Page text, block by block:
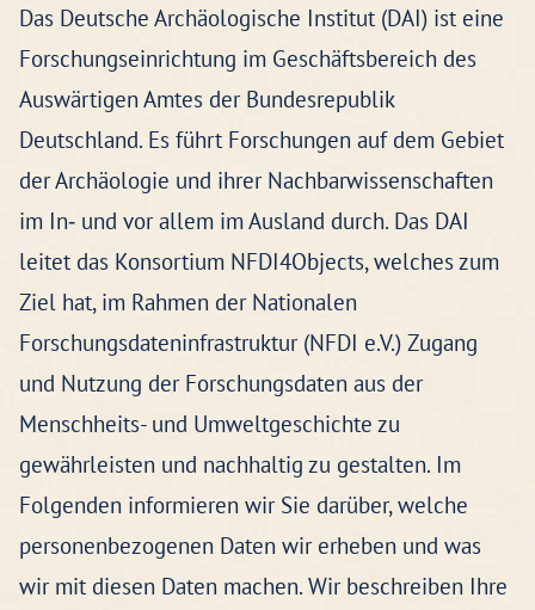
Das Deutsche Archäologische Institut (DAI) ist eine
Forschungseinrichtung im Geschäftsbereich des
Auswärtigen Amtes der Bundesrepublik
Deutschland. Es führt Forschungen auf dem Gebiet
der Archäologie und ihrer Nachbarwissenschaften
im In‐ und vor allem im Ausland durch. Das DAI
leitet das Konsortium NFDI4Objects, welches zum
Ziel hat, im Rahmen der Nationalen
Forschungsdateninfrastruktur (NFDI e.V.) Zugang
und Nutzung der Forschungsdaten aus der
Menschheits- und Umweltgeschichte zu
gewährleisten und nachhaltig zu gestalten. Im
Folgenden informieren wir Sie darüber, welche
personenbezogenen Daten wir erheben und was
wir mit diesen Daten machen. Wir beschreiben Ihre